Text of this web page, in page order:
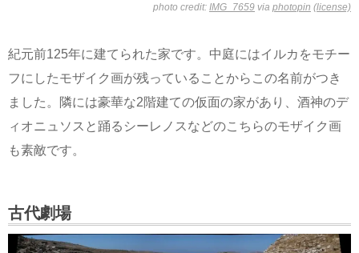
photo credit: IMG_7659 via photopin (license)
紀元前125年に建てられた家です。中庭にはイルカをモチー
フにしたモザイク画が残っていることからこの名前がつき
ました。隣には豪華な2階建ての仮面の家があり、酒神のデ
ィオニュソスと踊るシーレノスなどのこちらのモザイク画
も素敵です。
古代劇場